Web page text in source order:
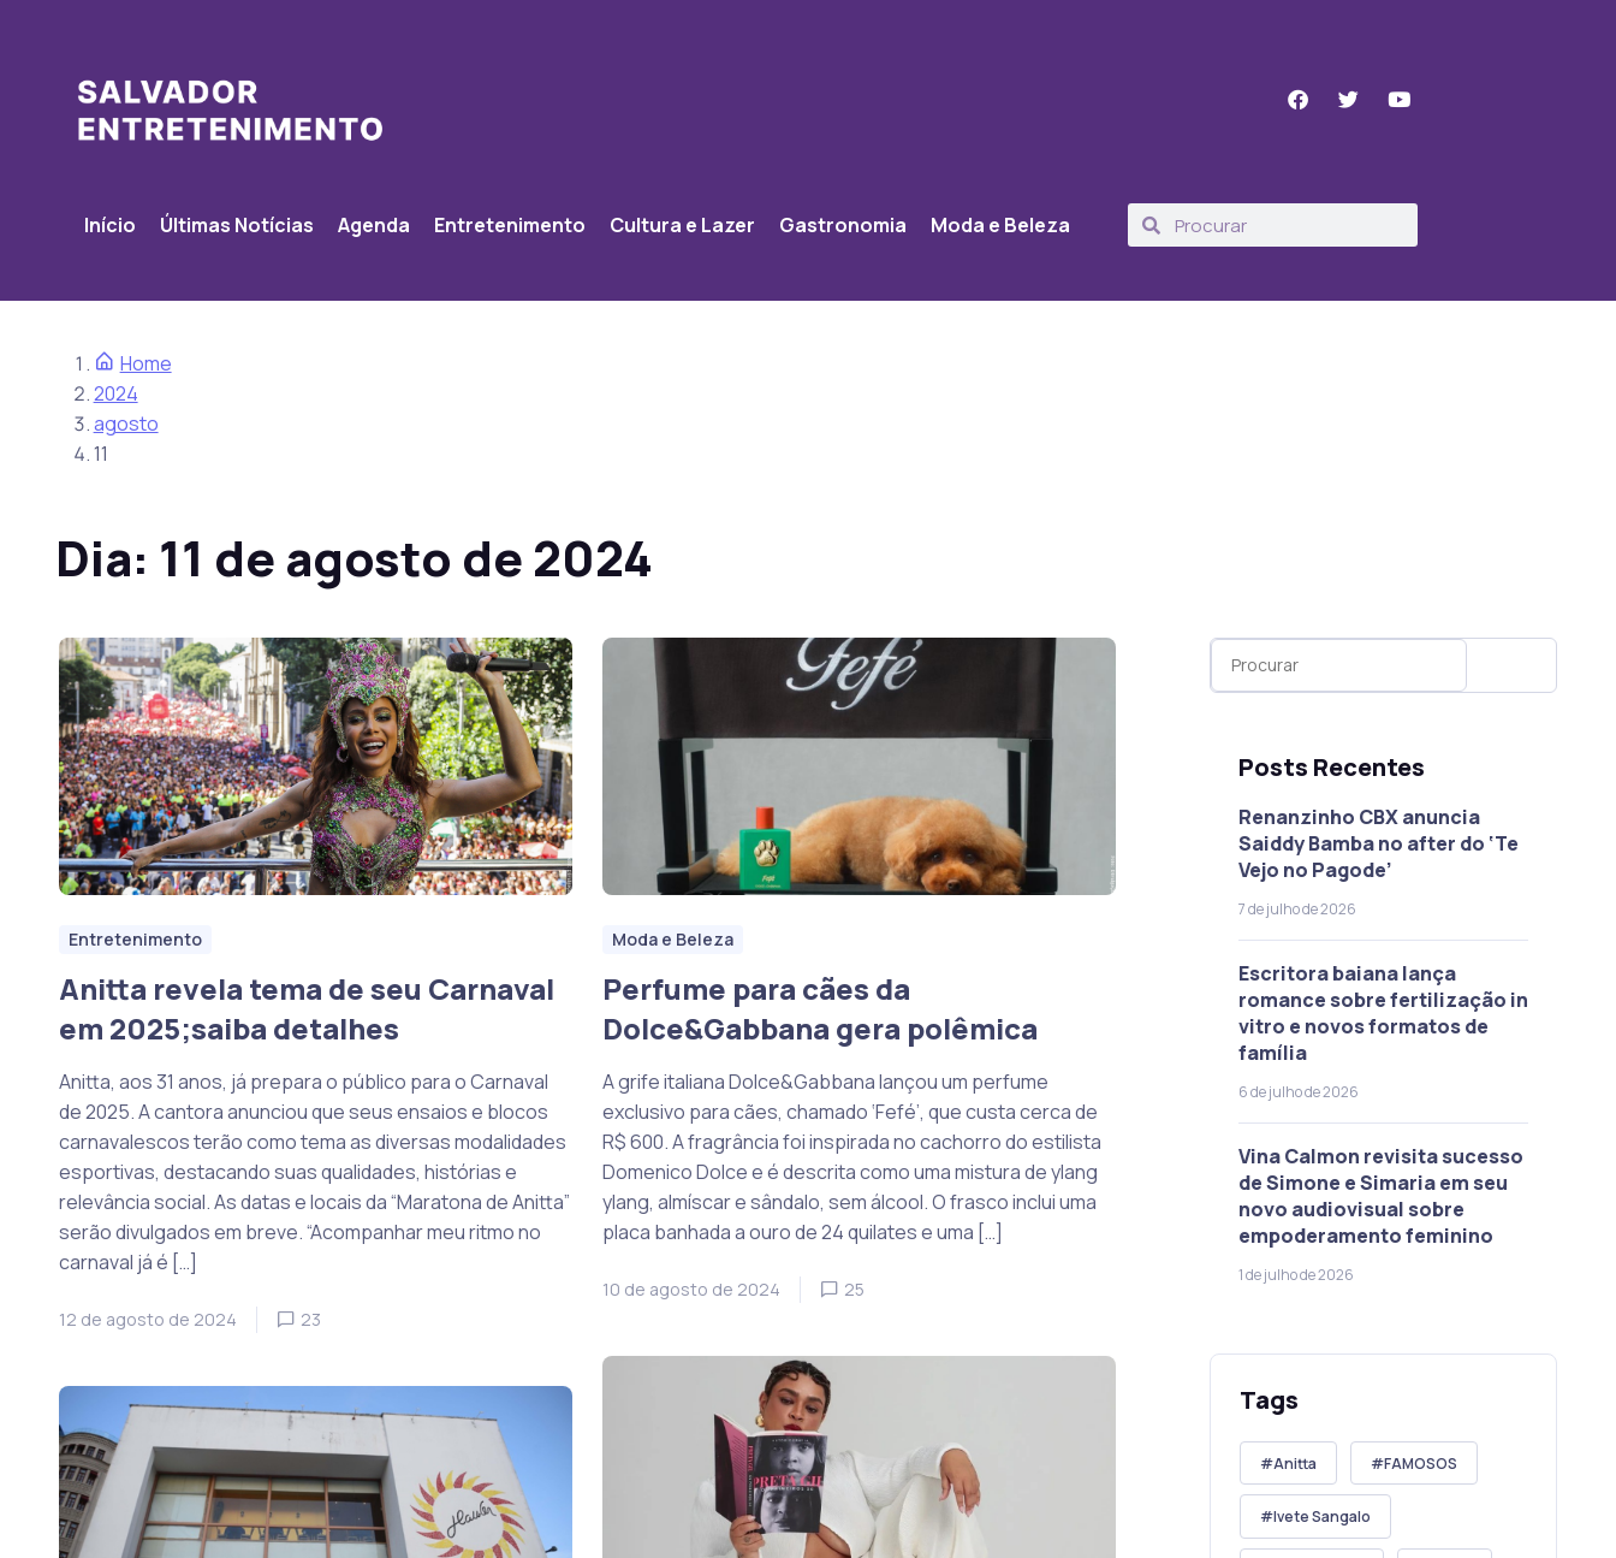
Início Últimas Notícias Agenda Entretenimento Cultura e Lazer Gastronomia Moda e Beleza
Home
2024
agosto
11
Dia: 11 de agosto de 2024
Entretenimento
Anitta revela tema de seu Carnaval
em 2025;saiba detalhes
Anitta, aos 31 anos, já prepara o público para o Carnaval
de 2025. A cantora anunciou que seus ensaios e blocos
carnavalescos terão como tema as diversas modalidades
esportivas, destacando suas qualidades, histórias e
relevância social. As datas e locais da “Maratona de Anitta”
serão divulgados em breve. “Acompanhar meu ritmo no
carnaval já é […]
12 de agosto de 2024 23
Moda e Beleza
Perfume para cães da
Dolce&Gabbana gera polêmica
A grife italiana Dolce&Gabbana lançou um perfume
exclusivo para cães, chamado ‘Fefé’, que custa cerca de
R$ 600. A fragrância foi inspirada no cachorro do estilista
Domenico Dolce e é descrita como uma mistura de ylang
ylang, almíscar e sândalo, sem álcool. O frasco inclui uma
placa banhada a ouro de 24 quilates e uma […]
10 de agosto de 2024 25
Posts Recentes
Renanzinho CBX anuncia
Saiddy Bamba no after do ‘Te
Vejo no Pagode’
7 de julho de 2026
Escritora baiana lança
romance sobre fertilização in
vitro e novos formatos de
família
6 de julho de 2026
Vina Calmon revisita sucesso
de Simone e Simaria em seu
novo audiovisual sobre
empoderamento feminino
1 de julho de 2026
Tags
Anitta FAMOSOS
Ivete Sangalo